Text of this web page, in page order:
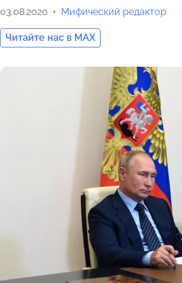
03.08.2020 Мифический редактор
Читайте нас в MAX